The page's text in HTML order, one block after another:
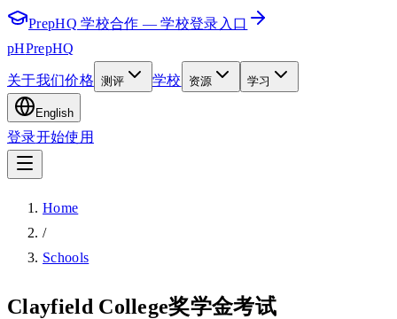
PrepHQ 学校合作 — 学校登录入口
pHPrepHQ
关于我们价格 测评 学校 资源 学习
English
登录开始使用
Home
/
Schools
Clayfield College奖学金考试